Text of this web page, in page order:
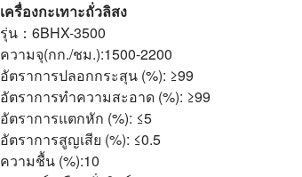
เครื่องกะเทาะถั่วลิสง
รุ่น：6BHX-3500
ความจุ(กก./ชม.):1500-2200
อัตราการปลอกกระสุน (%): ≥99
อัตราการทำความสะอาด (%): ≥99
อัตราการแตกหัก (%): ≤5
อัตราการสูญเสีย (%): ≤0.5
ความชื้น (%):10